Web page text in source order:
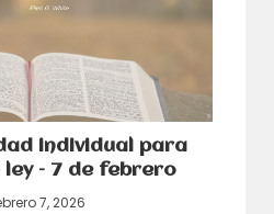
individual para
– 7 de febrero
7, 2026